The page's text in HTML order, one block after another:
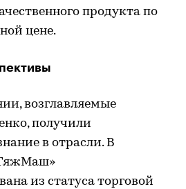
продукта по
цене.
возглавляемые
получили
в отрасли. В
из статуса торговой